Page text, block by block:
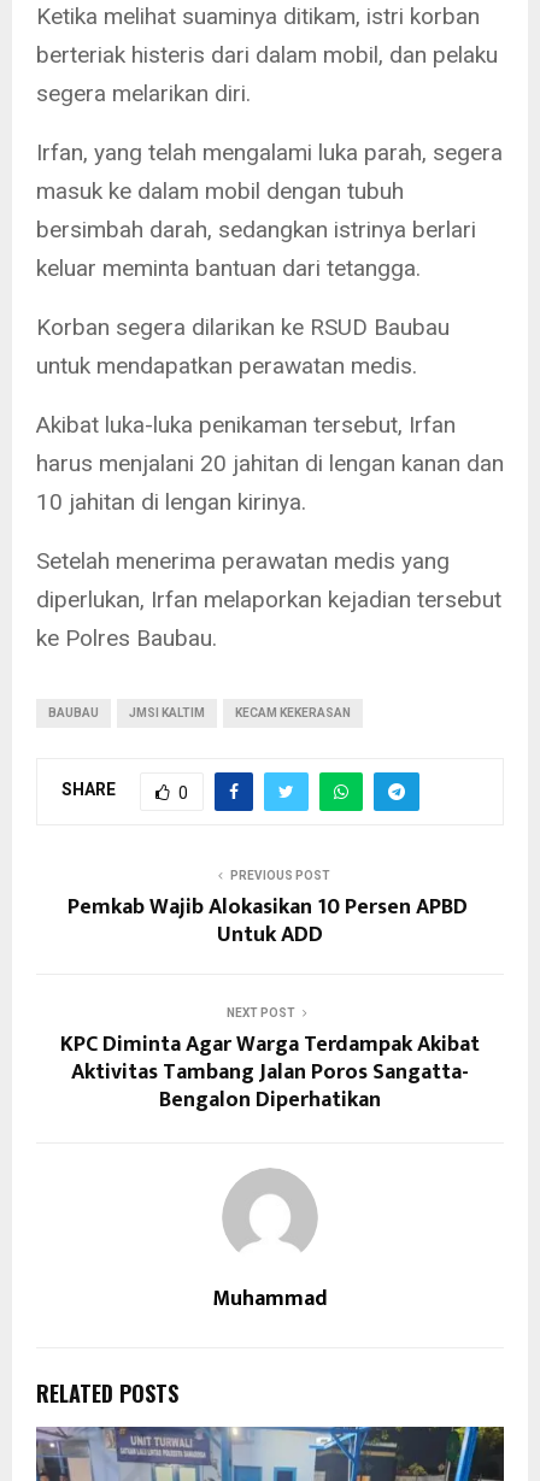
Ketika melihat suaminya ditikam, istri korban
berteriak histeris dari dalam mobil, dan pelaku
segera melarikan diri.
Irfan, yang telah mengalami luka parah, segera
masuk ke dalam mobil dengan tubuh
bersimbah darah, sedangkan istrinya berlari
keluar meminta bantuan dari tetangga.
Korban segera dilarikan ke RSUD Baubau
untuk mendapatkan perawatan medis.
Akibat luka-luka penikaman tersebut, Irfan
harus menjalani 20 jahitan di lengan kanan dan
10 jahitan di lengan kirinya.
Setelah menerima perawatan medis yang
diperlukan, Irfan melaporkan kejadian tersebut
ke Polres Baubau.
BAUBAU JMSI KALTIM KECAM KEKERASAN
SHARE 0
PREVIOUS POST
Pemkab Wajib Alokasikan 10 Persen APBD
Untuk ADD
NEXT POST
KPC Diminta Agar Warga Terdampak Akibat
Aktivitas Tambang Jalan Poros Sangatta-
Bengalon Diperhatikan
Muhammad
RELATED POSTS